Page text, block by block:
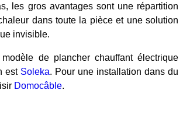
les gros avantages sont une répartition
dans toute la pièce et une solution
invisible.
de plancher chauffant électrique
est Soleka. Pour une installation dans du
Domocâble.